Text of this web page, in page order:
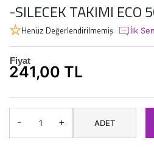
-SILECEK TAKIMI ECO
Henüz Değerlendirilmemiş İlk
Fiyat
241,00 TL
- + ADET